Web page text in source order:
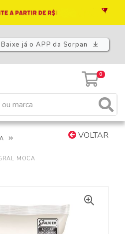
Baixe já o APP da Sorpan
0
VOLTAR
MOCA